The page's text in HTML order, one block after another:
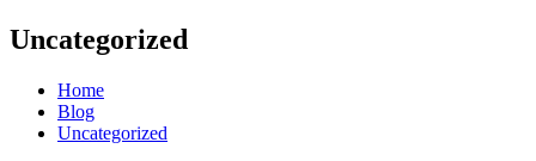
Uncategorized
Home
Blog
Uncategorized